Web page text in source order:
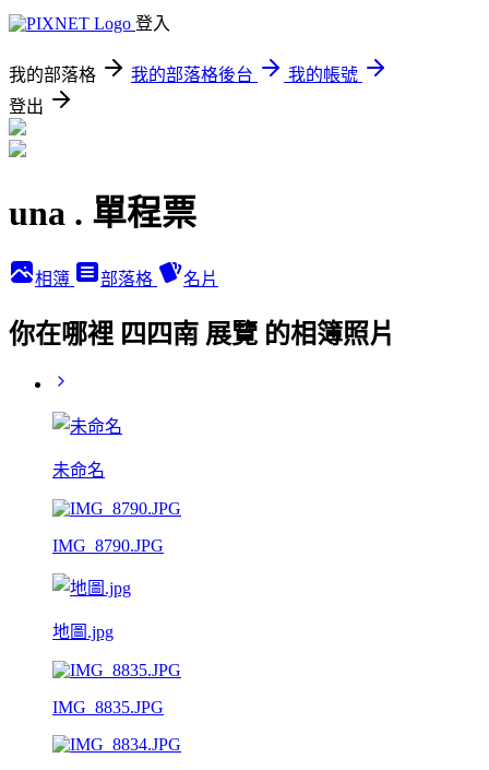
登入
我的部落格 我的部落格後台
我的帳號
登出
una . 單程票
相簿 部落格 名片
你在哪裡 四四南 展覽 的相簿照片
未命名
IMG_8790.JPG
地圖.jpg
IMG_8835.JPG